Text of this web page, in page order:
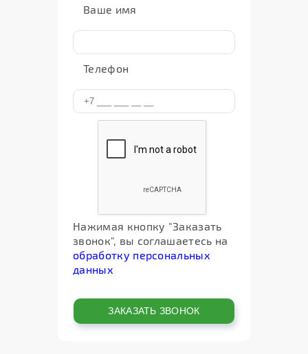
Ваше имя
Телефон
Нажимая кнопку "Заказать
звонок", вы соглашаетесь на
обработку персональных
данных